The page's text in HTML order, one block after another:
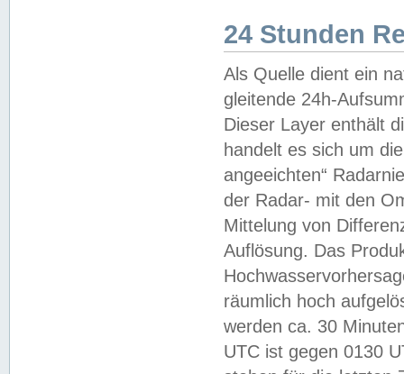
24 Stunden
Als Quelle dient ein
gleitende 24h-
Dieser Layer enthält
handelt es sich um
angeeichten“
der Radar- mit den
Mittelung von
Auflösung. Das
räumlich hoch
werden ca. 30
UTC ist gegen 0130